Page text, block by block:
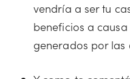
vendría a ser tu
beneficios a
generados por las